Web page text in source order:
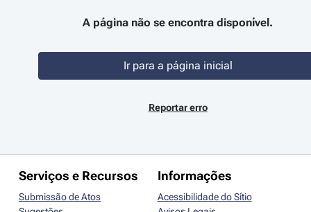
A página não se encontra disponível.
Ir para a página inicial
Reportar erro
Serviços e Recursos
Submissão de Atos
Informações
Acessibilidade do Sítio